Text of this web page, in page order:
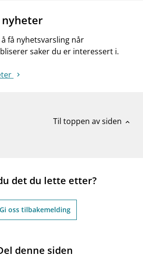
få nyhetsvarsling når
saker du er interessert i.
Til toppen av siden expand_less
det du lette etter?
Gi oss tilbakemelding
denne siden